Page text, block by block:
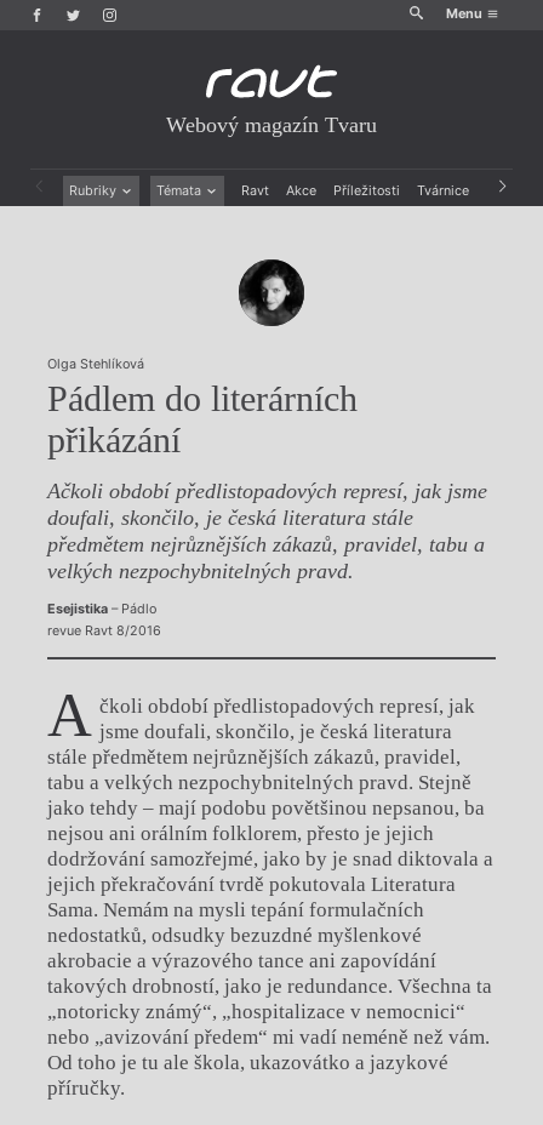
Menu
Webový magazín Tvaru
Rubriky Témata Ravt Akce Příležitosti Tvárnice Archiv
Olga Stehlíková
Pádlem do literárních
přikázání
Ačkoli období předlistopadových represí, jak jsme
doufali, skončilo, je česká literatura stále
předmětem nejrůznějších zákazů, pravidel, tabu a
velkých nezpochybnitelných pravd.
Esejistika– Pádlo
revue Ravt 8/2016
A čkoli období předlistopadových represí, jak
jsme doufali, skončilo, je česká literatura
stále předmětem nejrůznějších zákazů, pravidel,
tabu a velkých nezpochybnitelných pravd. Stejně
jako tehdy – mají podobu povětšinou nepsanou, ba
nejsou ani orálním folklorem, přesto je jejich
dodržování samozřejmé, jako by je snad diktovala a
jejich překračování tvrdě pokutovala Literatura
Sama. Nemám na mysli tepání formulačních
nedostatků, odsudky bezuzdné myšlenkové
akrobacie a výrazového tance ani zapovídání
takových drobností, jako je redundance. Všechna ta
„notoricky známý“, „hospitalizace v nemocnici“
nebo „avizování předem“ mi vadí neméně než vám.
Od toho je tu ale škola, ukazovátko a jazykové
příručky.